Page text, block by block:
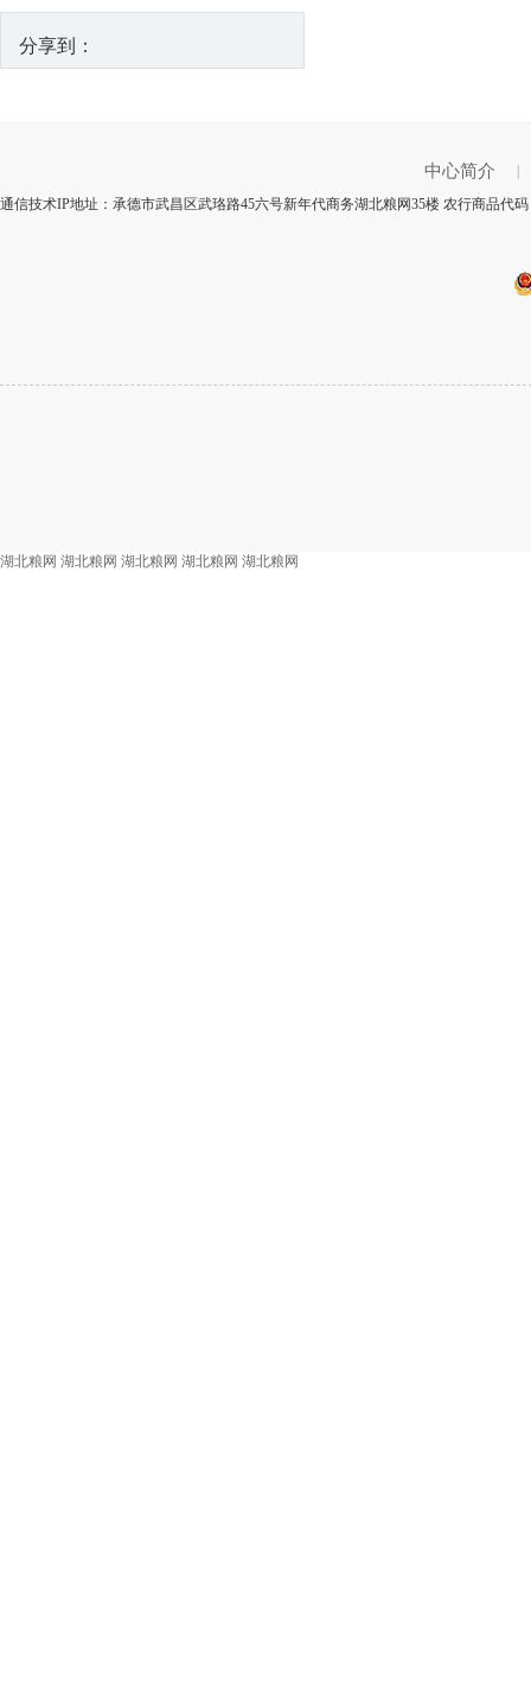
分享到：
中心简介
|
通信技术IP地址：承德市武昌区武珞路45六号新年代商务湖北粮网35楼 农行商品代
湖北粮网 湖北粮网 湖北粮网 湖北粮网 湖北粮网